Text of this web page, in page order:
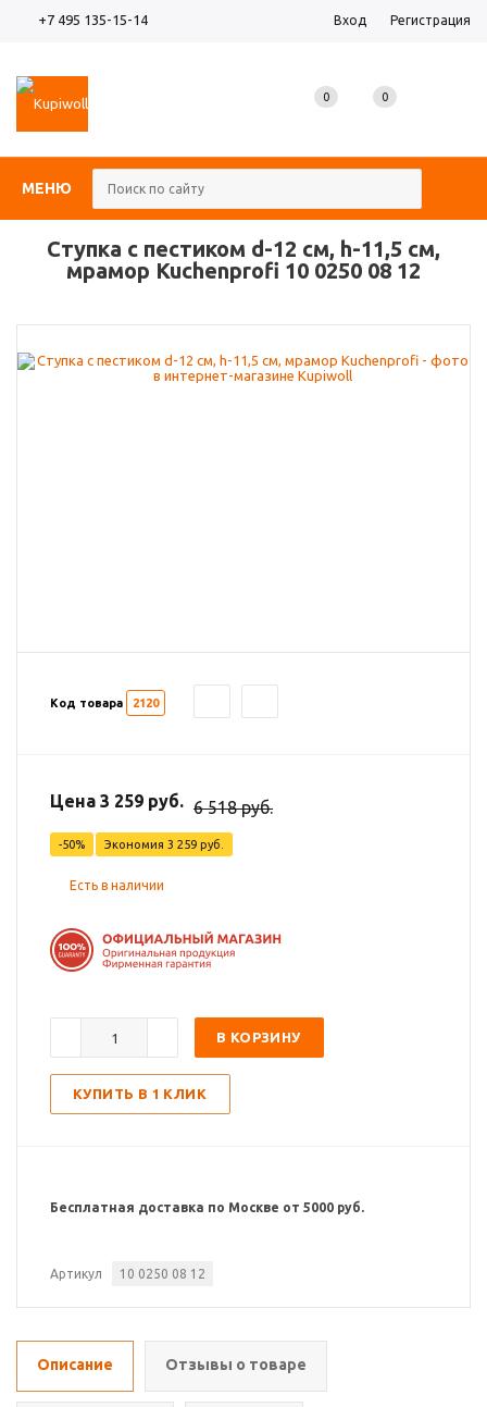
+7 495 135-15-14 Вход Регистрация
МЕНЮ
0 0
Ступка с пестиком d-12 см, h-11,5 см,
мрамор Kuchenprofi 10 0250 08 12
Код товара 2120
Цена 3 259 руб. 6 518 руб.
-50% Экономия 3 259 руб.
Есть в наличии
В КОРЗИНУ
КУПИТЬ В 1 КЛИК
Бесплатная доставка по Москве от 5000 руб.
Артикул 10 0250 08 12
Описание Отзывы о товаре